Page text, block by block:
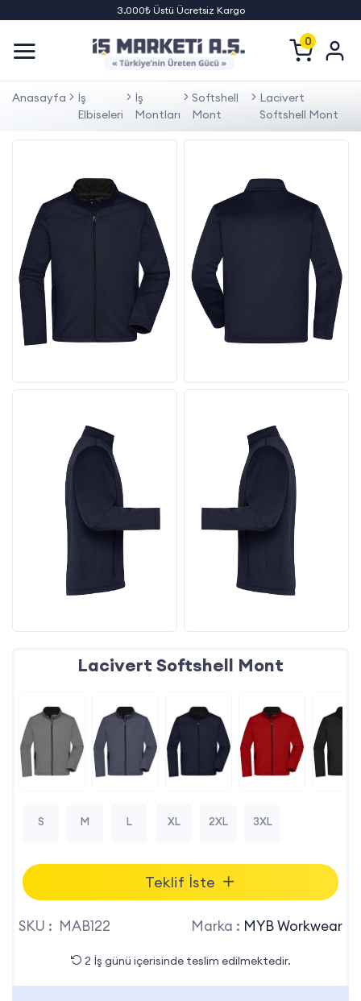
3.000₺ Üstü Ücretsiz Kargo
0
Anasayfa
İş
Elbiseleri
İş
Montları
Softshell
Mont
Lacivert
Softshell Mont
Lacivert Softshell Mont
S M L XL 2XL 3XL
Teklif İste
SKU : MAB122 Marka : MYB Workwear
2 İş günü içerisinde teslim edilmektedir.